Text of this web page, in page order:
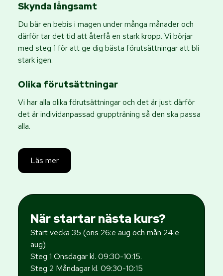
Skynda långsamt
Du bär en bebis i magen under många månader och
därför tar det tid att återfå en stark kropp. Vi börjar
med steg 1 för att ge dig bästa förutsättningar att bli
stark igen.
Olika förutsättningar
Vi har alla olika förutsättningar och det är just därför
det är individanpassad gruppträning så den ska passa
alla.
Läs mer
När startar nästa kurs?
Start vecka 35 (ons 26:e aug och mån 24:e
aug)
Steg 1 Onsdagar kl. 09:30-10:15.
Steg 2 Måndagar kl. 09:30-10:15